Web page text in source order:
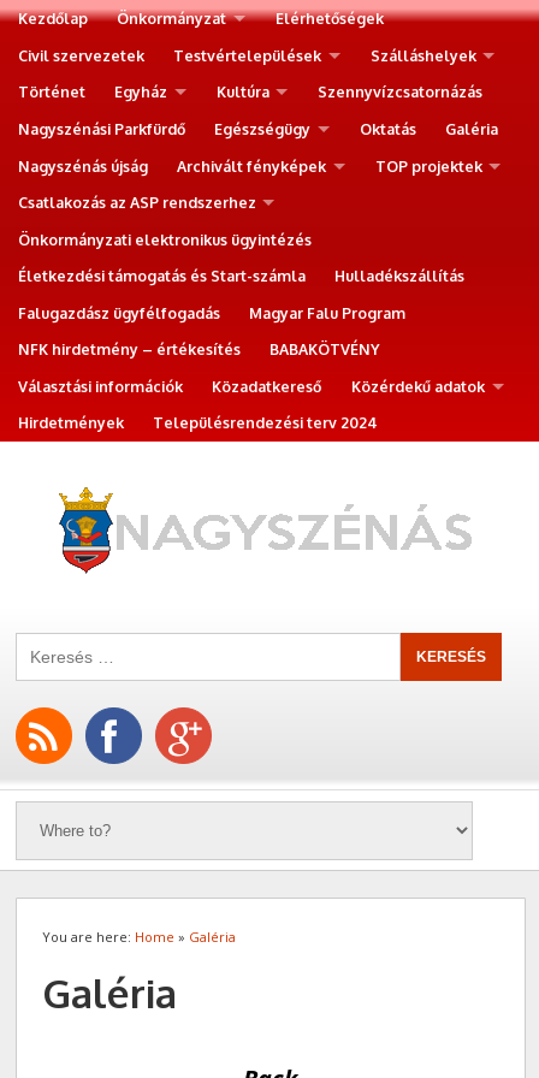
Kezdőlap Önkormányzat
Elérhetőségek
Civil szervezetek
Testvértelepülések
Szálláshelyek
Történet
Egyház Kultúra
Szennyvízcsatornázás
Nagyszénási Parkfürdő
Egészségügy Oktatás
Galéria
Nagyszénás újság
Archivált fényképek
TOP projektek
Csatlakozás az ASP rendszerhez
Önkormányzati elektronikus ügyintézés
Életkezdési támogatás és Start-számla
Hulladékszállítás
Falugazdász ügyfélfogadás
Magyar Falu Program
NFK hirdetmény – értékesítés
BABAKÖTVÉNY
Választási információk
Közadatkereső
Közérdekű adatok
Hirdetmények
Településrendezési terv 2024
You are here: Home » Galéria
Galéria